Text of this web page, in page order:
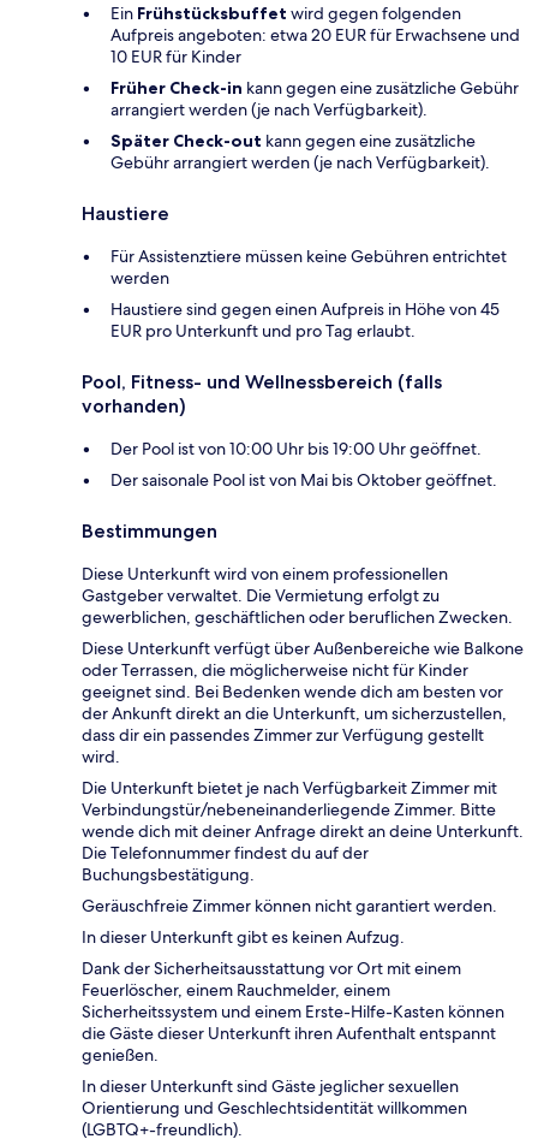
Ein Frühstücksbuffet wird gegen folgenden
Aufpreis angeboten: etwa 20 EUR für Erwachsene und
10 EUR für Kinder
Früher Check-in kann gegen eine zusätzliche Gebühr
arrangiert werden (je nach Verfügbarkeit).
Später Check-out kann gegen eine zusätzliche
Gebühr arrangiert werden (je nach Verfügbarkeit).
Haustiere
Für Assistenztiere müssen keine Gebühren entrichtet
werden
Haustiere sind gegen einen Aufpreis in Höhe von 45
EUR pro Unterkunft und pro Tag erlaubt.
Pool, Fitness- und Wellnessbereich (falls
vorhanden)
Der Pool ist von 10:00 Uhr bis 19:00 Uhr geöffnet.
Der saisonale Pool ist von Mai bis Oktober geöffnet.
Bestimmungen
Diese Unterkunft wird von einem professionellen
Gastgeber verwaltet. Die Vermietung erfolgt zu
gewerblichen, geschäftlichen oder beruflichen Zwecken.
Diese Unterkunft verfügt über Außenbereiche wie Balkone
oder Terrassen, die möglicherweise nicht für Kinder
geeignet sind. Bei Bedenken wende dich am besten vor
der Ankunft direkt an die Unterkunft, um sicherzustellen,
dass dir ein passendes Zimmer zur Verfügung gestellt
wird.
Die Unterkunft bietet je nach Verfügbarkeit Zimmer mit
Verbindungstür/nebeneinanderliegende Zimmer. Bitte
wende dich mit deiner Anfrage direkt an deine Unterkunft.
Die Telefonnummer findest du auf der
Buchungsbestätigung.
Geräuschfreie Zimmer können nicht garantiert werden.
In dieser Unterkunft gibt es keinen Aufzug.
Dank der Sicherheitsausstattung vor Ort mit einem
Feuerlöscher, einem Rauchmelder, einem
Sicherheitssystem und einem Erste-Hilfe-Kasten können
die Gäste dieser Unterkunft ihren Aufenthalt entspannt
genießen.
In dieser Unterkunft sind Gäste jeglicher sexuellen
Orientierung und Geschlechtsidentität willkommen
(LGBTQ+-freundlich).